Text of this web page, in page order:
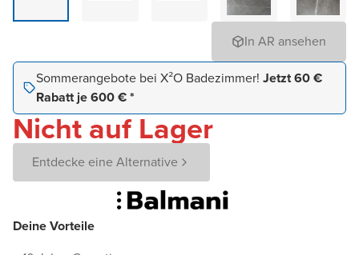
In AR ansehen
Deine Vorteile
Sommerangebote bei X²O Badezimmer! Jetzt 60 €
Rabatt je 600 € *
Nicht auf Lager
Entdecke eine Alternative